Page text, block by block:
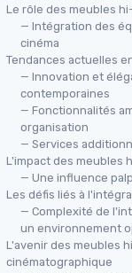
Le rôle des meubles
— Intégration des
cinéma
Tendances actuelles
— Innovation et
contemporaines
— Fonctionnalités
organisation
— Services
L'impact des meubles
— Une influence
Les défis liés à
— Complexité de
un environnement
L'avenir des meubles
cinématographique